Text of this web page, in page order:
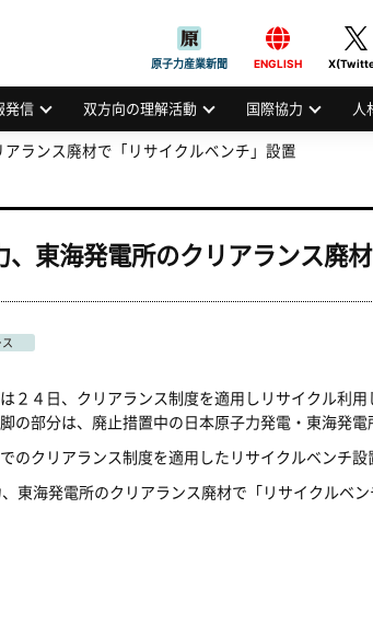
JAPAN ATOMIC INDUSTRIAL FORUM, INC.
原子力産業新聞 ENGLISH
発信 双方向の理解活動 国際協力 人
ランス廃材で「リサイクルベンチ」設置
、東海発電所のクリアランス廃
２４日、クリアランス制度を適用しリサイクル利
の部分は、廃止措置中の日本原子力発電・東海発
のクリアランス制度を適用したリサイクルベンチ